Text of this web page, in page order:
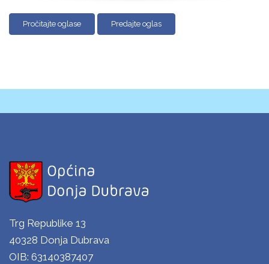
Pročitajte oglase Predajte oglas
Trg Republike 13
40328 Donja Dubrava
OIB: 63140387407